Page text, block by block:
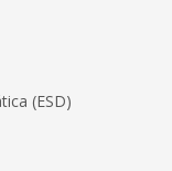
(ESD)